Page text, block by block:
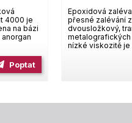
4000 je
na bázi
Poptat
Epoxidová
přesné zalévání
dvousložkový,
nízké viskozitě je